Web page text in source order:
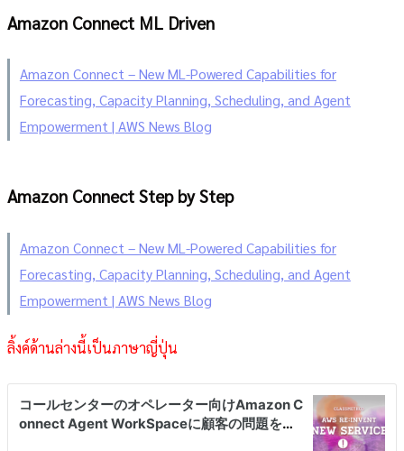
Amazon Connect ML Driven
Amazon Connect – New ML-Powered Capabilities for
Forecasting, Capacity Planning, Scheduling, and Agent
Empowerment | AWS News Blog
Amazon Connect Step by Step
Amazon Connect – New ML-Powered Capabilities for
Forecasting, Capacity Planning, Scheduling, and Agent
Empowerment | AWS News Blog
ลิ้งค์ด้านล่างนี้เป็นภาษาญี่ปุ่น